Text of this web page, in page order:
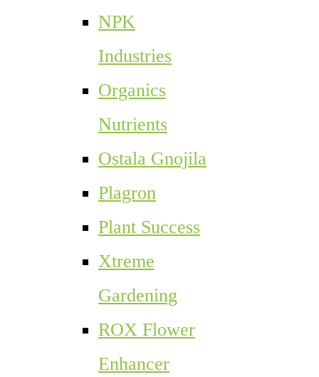
NPK
Industries
Organics
Nutrients
Ostala Gnojila
Plagron
Plant Success
Xtreme
Gardening
ROX Flower
Enhancer